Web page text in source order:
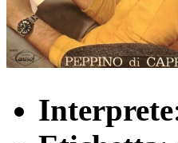
Interprete